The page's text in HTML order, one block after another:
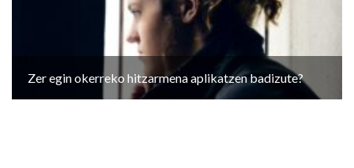
Zer egin okerreko hitzarmena aplikatzen badizute?